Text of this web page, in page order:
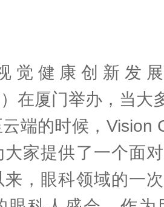
觉健康创新发
在厦门举办，当大
端的时候，Vision
家提供了一个面
，眼科领域的一